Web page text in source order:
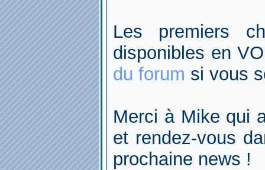
Les premiers
disponibles en
du forum si vous
Merci à Mike qui
et rendez-vous
prochaine news !